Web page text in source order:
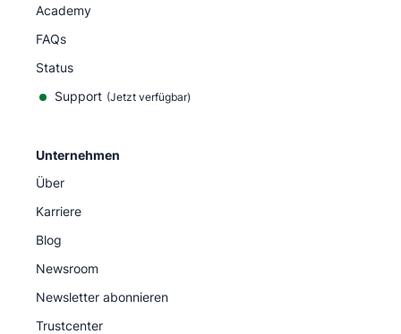
Academy
FAQs
Status
Support (Jetzt verfügbar)
Unternehmen
Über
Karriere
Blog
Newsroom
Newsletter abonnieren
Trustcenter